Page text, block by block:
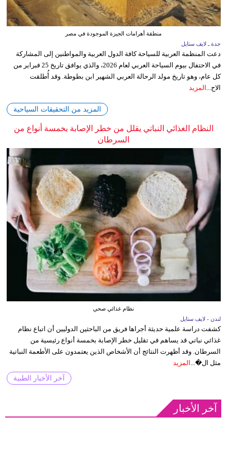
منطقة أهرامات الجيزة الموجودة في مصر
جدة ـ لايف ستايل
دعت المنظمة العربية للسياحة كافة الدول العربية والمواطنين إلى المشاركة
في الاحتفال بيوم السياحة العربي لعام 2026، والذي يوافق تاريخ 25 فبراير من
كل عام، وهو تاريخ مولد الرحالة العربي الشهير ابن بطوطة. وقد أُطلقت
الاح... المزيد
المزيد من التحقيقات السياحية
النظام الغذائي النباتي يقلل من خطر الإصابة بخمسة أنواع من
السرطان
نظام غذائي صحي
لندن - لايف ستايل
كشفت دراسة علمية حديثة أجراها فريق من الباحثين الدوليين أن اتباع نظام
غذائي نباتي قد يساهم في تقليل خطر الإصابة بخمسة أنواع رئيسية من
السرطان. وقد أظهرت النتائج أن الأشخاص الذين يعتمدون على الأطعمة النباتية
مثل ال�...
المزيد
آخر الأخبار الطبية
آخر الأخبار